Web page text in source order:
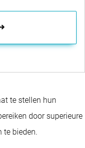
te stellen hun
door superieure
te bieden.